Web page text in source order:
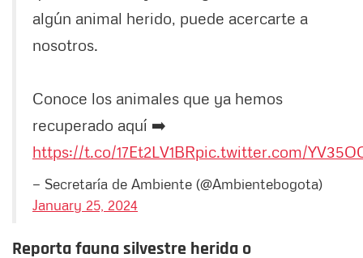
algún animal herido, puede acercarte a
nosotros.
Conoce los animales que ya hemos
recuperado aquí ➡️
https://t.co/17Et2LV1BRpic.twitter.com/
— Secretaría de Ambiente (@Ambientebogota)
January 25, 2024
Reporta fauna silvestre herida o